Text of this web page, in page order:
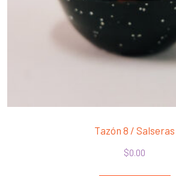
Tazón 8 / Salseras
$0.00